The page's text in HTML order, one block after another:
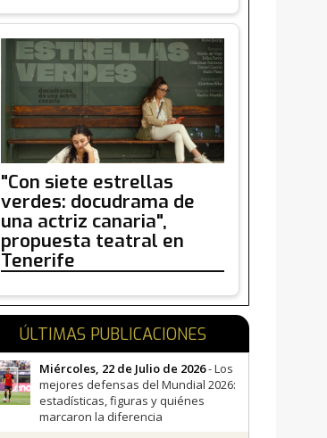
"Con siete estrellas
verdes: docudrama de
una actriz canaria",
propuesta teatral en
Tenerife
ÚLTIMAS PUBLICACIONES
Miércoles, 22 de Julio de 2026- Los
mejores defensas del Mundial 2026:
estadísticas, figuras y quiénes
marcaron la diferencia